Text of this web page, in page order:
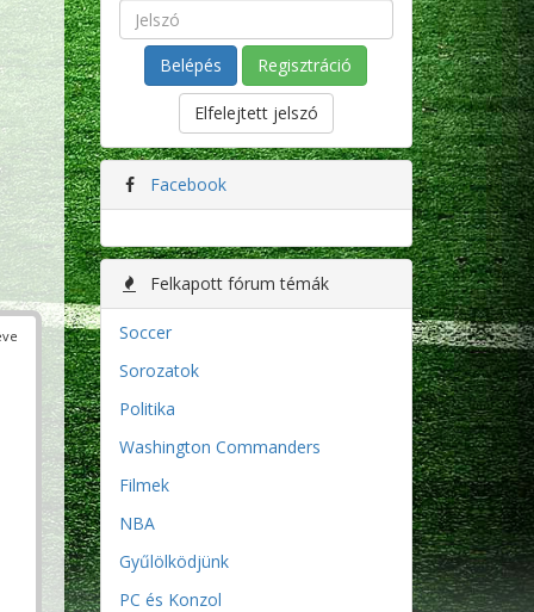
Regisztráció
Elfelejtett jelszó
Facebook
Felkapott fórum témák
Soccer
Sorozatok
Politika
Washington Commanders
Filmek
NBA
Gyűlölködjünk
PC és Konzol